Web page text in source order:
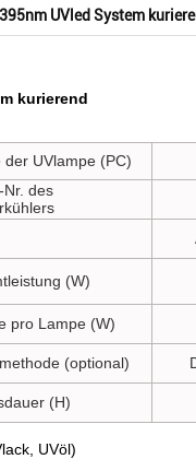
395nm UVled System
kurierend
der UVlampe (PC)
Nr. des
(W)
pro Lampe (W)
(optional)
(H)
UVöl)